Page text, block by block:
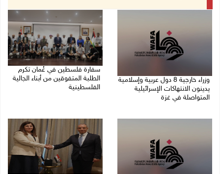
وزراء خارجية 8 دول عربية وإسلامية
يدينون الانتهاكات الإسرائيلية
المتواصلة في غزة
سفارة فلسطين في عُمان تكرم
الطلبة المتفوقين من أبناء الجالية
الفلسطينية